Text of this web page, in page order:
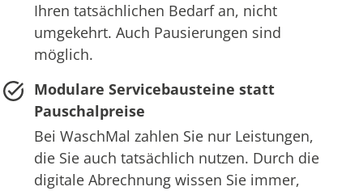
Ihren tatsächlichen Bedarf an, nicht
umgekehrt. Auch Pausierungen sind
möglich.
Modulare Servicebausteine statt
Pauschalpreise
Bei WaschMal zahlen Sie nur Leistungen,
die Sie auch tatsächlich nutzen. Durch die
digitale Abrechnung wissen Sie immer,